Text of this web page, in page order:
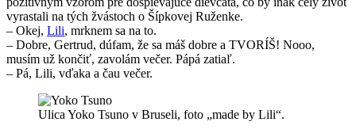
vyrastali na tých žvástoch o Šípkovej Ruženke.
– Okej, Lili, mrknem sa na to.
– Dobre, Gertrud, dúfam, že sa máš dobre a TVORÍŠ! Nooo,
musím už končiť, zavolám večer. Pápá zatiaľ.
– Pá, Lili, vďaka a čau večer.
Ulica Yoko Tsuno v Bruseli, foto „made by Lili“.